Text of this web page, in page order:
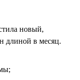
новый,
длиной в месяц.